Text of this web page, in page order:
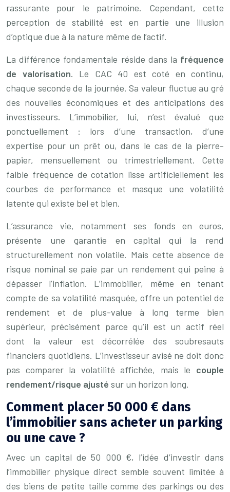
rassurante pour le patrimoine. Cependant, cette
perception de stabilité est en partie une illusion
d’optique due à la nature même de l’actif.
La différence fondamentale réside dans la fréquence
de valorisation. Le CAC 40 est coté en continu,
chaque seconde de la journée. Sa valeur fluctue au gré
des nouvelles économiques et des anticipations des
investisseurs. L’immobilier, lui, n’est évalué que
ponctuellement : lors d’une transaction, d’une
expertise pour un prêt ou, dans le cas de la pierre-
papier, mensuellement ou trimestriellement. Cette
faible fréquence de cotation lisse artificiellement les
courbes de performance et masque une volatilité
latente qui existe bel et bien.
L’assurance vie, notamment ses fonds en euros,
présente une garantie en capital qui la rend
structurellement non volatile. Mais cette absence de
risque nominal se paie par un rendement qui peine à
dépasser l’inflation. L’immobilier, même en tenant
compte de sa volatilité masquée, offre un potentiel de
rendement et de plus-value à long terme bien
supérieur, précisément parce qu’il est un actif réel
dont la valeur est décorrélée des soubresauts
financiers quotidiens. L’investisseur avisé ne doit donc
pas comparer la volatilité affichée, mais le couple
rendement/risque ajusté sur un horizon long.
Comment placer 50 000 € dans
l’immobilier sans acheter un parking
ou une cave ?
Avec un capital de 50 000 €, l’idée d’investir dans
l’immobilier physique direct semble souvent limitée à
des biens de petite taille comme des parkings ou des